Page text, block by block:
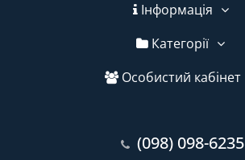
Інформація
Категорії
Особистий кабінет
(098) 098-6235